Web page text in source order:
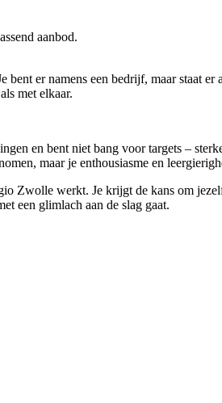
aanbod.
er namens een bedrijf, maar staat
met elkaar.
en bent niet bang voor targets –
maar je enthousiasme en
Zwolle werkt. Je krijgt de kans om
een glimlach aan de slag gaat.